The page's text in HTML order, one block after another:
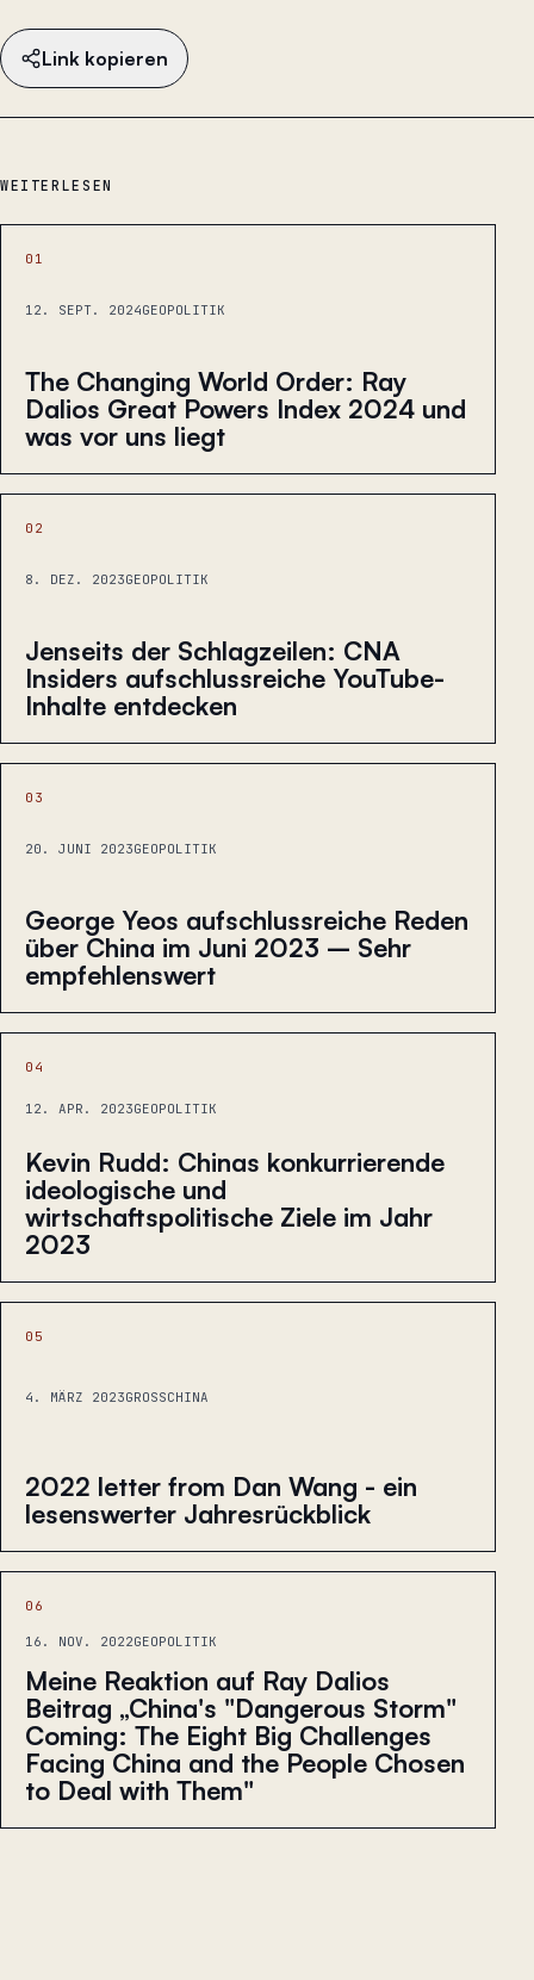
Link kopieren
WEITERLESEN
01
12. SEPT. 2024GEOPOLITIK
The Changing World Order: Ray
Dalios Great Powers Index 2024 und
was vor uns liegt
02
8. DEZ. 2023GEOPOLITIK
Jenseits der Schlagzeilen: CNA
Insiders aufschlussreiche YouTube-
Inhalte entdecken
03
20. JUNI 2023GEOPOLITIK
George Yeos aufschlussreiche Reden
über China im Juni 2023 – Sehr
empfehlenswert
04
12. APR. 2023GEOPOLITIK
Kevin Rudd: Chinas konkurrierende
ideologische und
wirtschaftspolitische Ziele im Jahr
2023
05
4. MÄRZ 2023GROSSCHINA
2022 letter from Dan Wang - ein
lesenswerter Jahresrückblick
06
16. NOV. 2022GEOPOLITIK
Meine Reaktion auf Ray Dalios
Beitrag „China's "Dangerous Storm"
Coming: The Eight Big Challenges
Facing China and the People Chosen
to Deal with Them"